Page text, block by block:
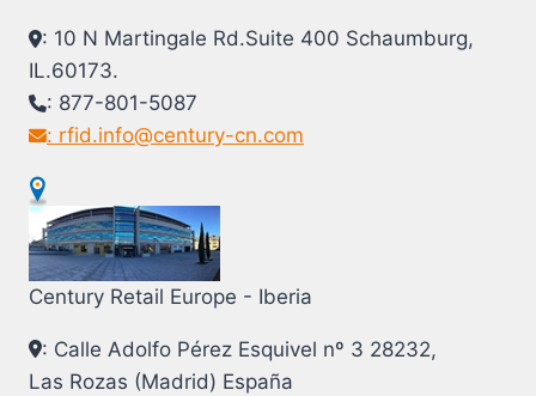
: 10 N Martingale Rd.Suite 400 Schaumburg,
IL.60173.
: 877-801-5087
: rfid.info@century-cn.com
Century Retail Europe - Iberia
: Calle Adolfo Pérez Esquivel nº 3 28232,
Las Rozas (Madrid) España